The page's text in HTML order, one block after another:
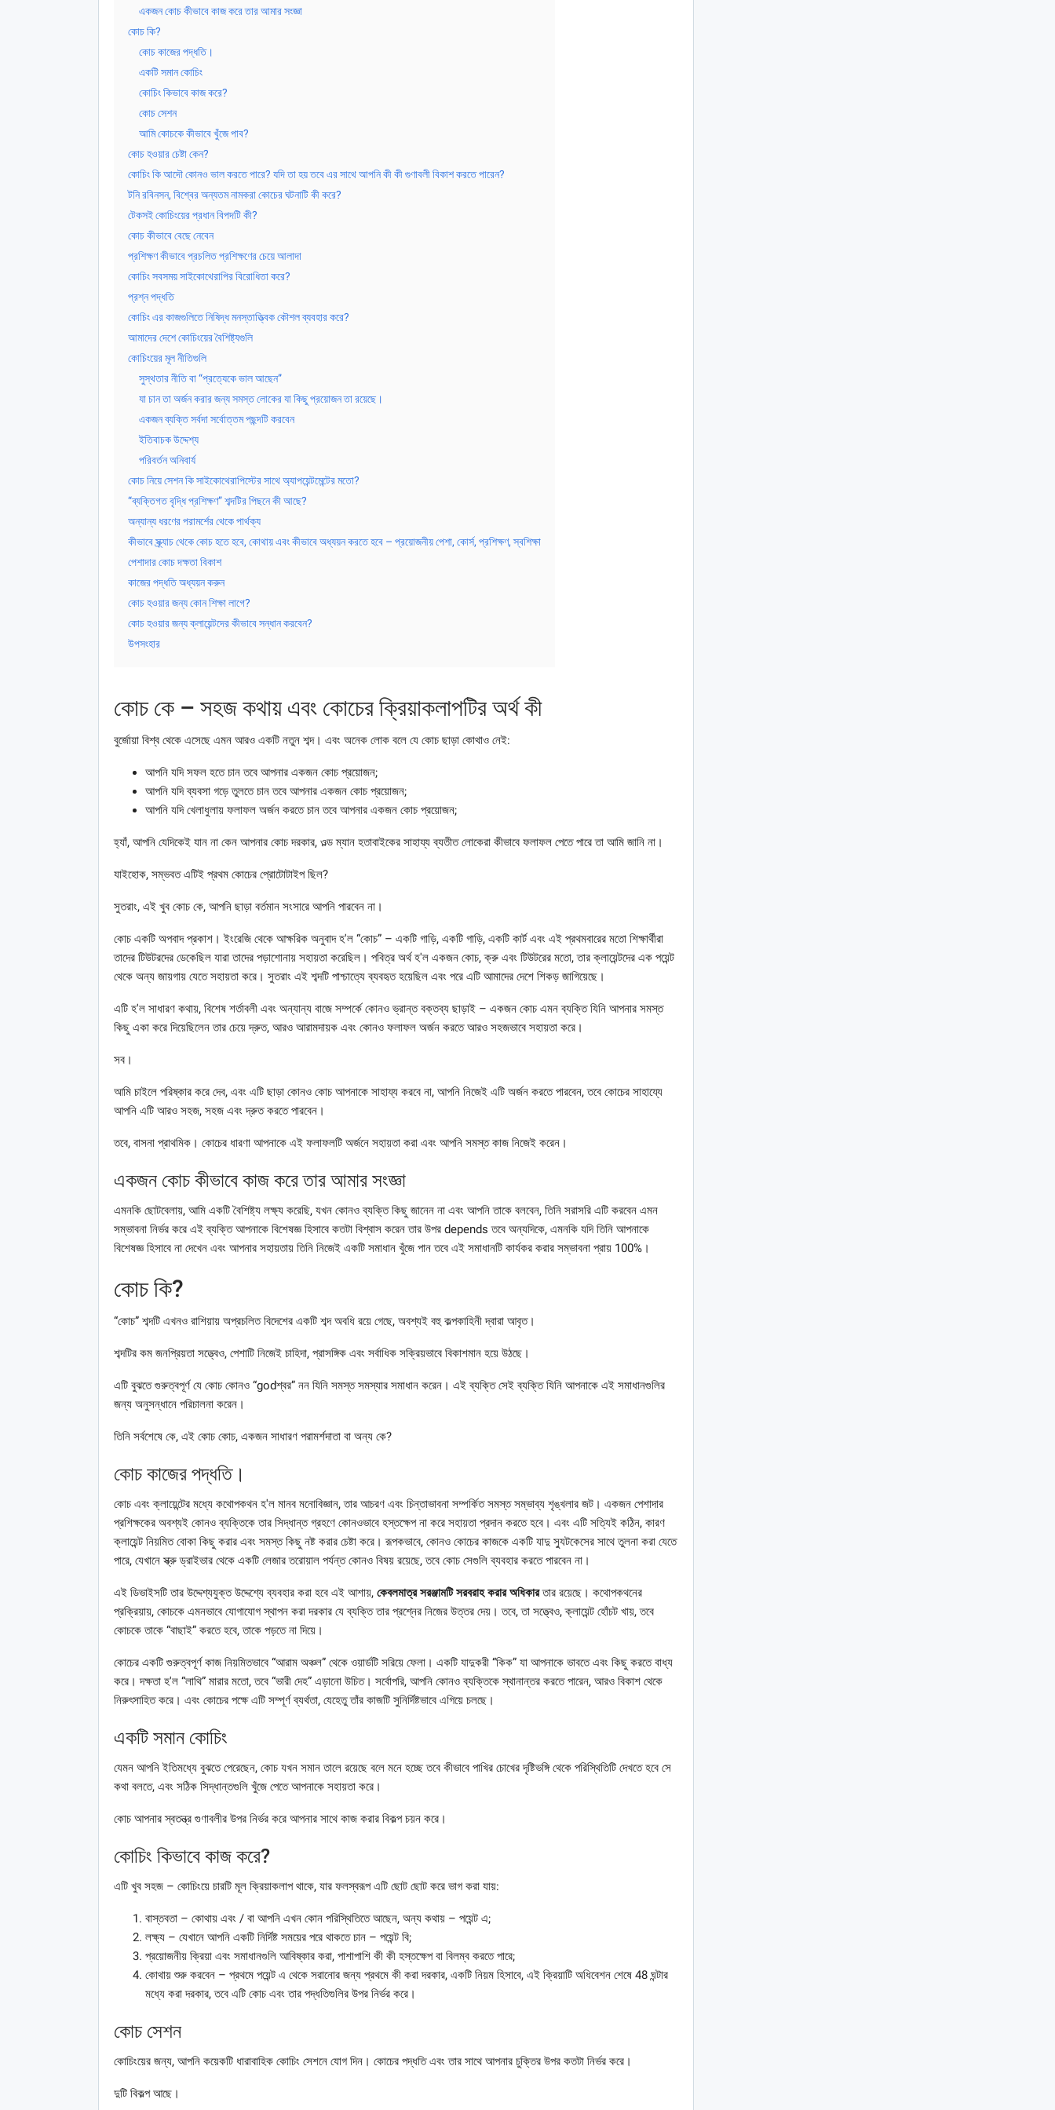
একজন কোচ কীভাবে কাজ করে তার আমার সংজ্ঞা
কোচ কি?
কোচ কাজের পদ্ধতি।
একটি সমান কোচিং
কোচিং কিভাবে কাজ করে?
কোচ সেশন
আমি কোচকে কীভাবে খুঁজে পাব?
কোচ হওয়ার চেষ্টা কেন?
কোচিং কি আদৌ কোনও ভাল করতে পারে? যদি তা হয় তবে এর সাথে আপনি কী কী গুণাবলী বিকাশ করতে পারেন?
টনি রবিনসন, বিশ্বের অন্যতম নামকরা কোচের ঘটনাটি কী করে?
টেকসই কোচিংয়ের প্রধান বিপদটি কী?
কোচ কীভাবে বেছে নেবেন
প্রশিক্ষণ কীভাবে প্রচলিত প্রশিক্ষণের চেয়ে আলাদা
কোচিং সবসময় সাইকোথেরাপির বিরোধিতা করে?
প্রশ্ন পদ্ধতি
কোচিং এর কাজগুলিতে নিষিদ্ধ মনস্তাত্ত্বিক কৌশল ব্যবহার করে?
আমাদের দেশে কোচিংয়ের বৈশিষ্ট্যগুলি
কোচিংয়ের মূল নীতিগুলি
সুস্থতার নীতি বা “প্রত্যেকে ভাল আছেন”
যা চান তা অর্জন করার জন্য সমস্ত লোকের যা কিছু প্রয়োজন তা রয়েছে।
একজন ব্যক্তি সর্বদা সর্বোত্তম পছন্দটি করবেন
ইতিবাচক উদ্দেশ্য
পরিবর্তন অনিবার্য
কোচ নিয়ে সেশন কি সাইকোথেরাপিস্টের সাথে অ্যাপয়েন্টমেন্টের মতো?
“ব্যক্তিগত বৃদ্ধি প্রশিক্ষণ” শব্দটির পিছনে কী আছে?
অন্যান্য ধরণের পরামর্শের থেকে পার্থক্য
কীভাবে স্ক্র্যাচ থেকে কোচ হতে হবে, কোথায় এবং কীভাবে অধ্যয়ন করতে হবে – প্রয়োজনীয় পেশা, কোর্স, প্রশিক্ষণ, স্বশিক্ষা
পেশাদার কোচ দক্ষতা বিকাশ
কাজের পদ্ধতি অধ্যয়ন করুন
কোচ হওয়ার জন্য কোন শিক্ষা লাগে?
কোচ হওয়ার জন্য ক্লায়েন্টদের কীভাবে সন্ধান করবেন?
উপসংহার
কোচ কে – সহজ কথায় এবং কোচের ক্রিয়াকলাপটির অর্থ কী
বুর্জোয়া বিশ্ব থেকে এসেছে এমন আরও একটি নতুন শব্দ। এবং অনেক লোক বলে যে কোচ ছাড়া কোথাও নেই:
আপনি যদি সফল হতে চান তবে আপনার একজন কোচ প্রয়োজন;
আপনি যদি ব্যবসা গড়ে তুলতে চান তবে আপনার একজন কোচ প্রয়োজন;
আপনি যদি খেলাধুলায় ফলাফল অর্জন করতে চান তবে আপনার একজন কোচ প্রয়োজন;
হ্যাঁ, আপনি যেদিকেই যান না কেন আপনার কোচ দরকার, ওল্ড ম্যান হতাবাইকের সাহায্য ব্যতীত লোকেরা কীভাবে ফলাফল পেতে পারে তা আমি জানি না।
যাইহোক, সম্ভবত এটিই প্রথম কোচের প্রোটোটাইপ ছিল?
সুতরাং, এই খুব কোচ কে, আপনি ছাড়া বর্তমান সংসারে আপনি পারবেন না।
কোচ একটি অপবাদ প্রকাশ। ইংরেজি থেকে আক্ষরিক অনুবাদ হ'ল “কোচ” – একটি গাড়ি, একটি গাড়ি, একটি কার্ট এবং এই প্রথমবারের মতো শিক্ষার্থীরা
তাদের টিউটরদের ডেকেছিল যারা তাদের পড়াশোনায় সহায়তা করেছিল। পবিত্র অর্থ হ'ল একজন কোচ, ক্রু এবং টিউটরের মতো, তার ক্লায়েন্টদের এক পয়েন্ট
থেকে অন্য জায়গায় যেতে সহায়তা করে। সুতরাং এই শব্দটি পাশ্চাত্যে ব্যবহৃত হয়েছিল এবং পরে এটি আমাদের দেশে শিকড় জাগিয়েছে।
এটি হ'ল সাধারণ কথায়, বিশেষ শর্তাবলী এবং অন্যান্য বাজে সম্পর্কে কোনও ভ্রান্ত বক্তব্য ছাড়াই – একজন কোচ এমন ব্যক্তি যিনি আপনার সমস্ত
কিছু একা করে দিয়েছিলেন তার চেয়ে দ্রুত, আরও আরামদায়ক এবং কোনও ফলাফল অর্জন করতে আরও সহজভাবে সহায়তা করে।
সব।
আমি চাইলে পরিষ্কার করে দেব, এবং এটি ছাড়া কোনও কোচ আপনাকে সাহায্য করবে না, আপনি নিজেই এটি অর্জন করতে পারবেন, তবে কোচের সাহায্যে
আপনি এটি আরও সহজ, সহজ এবং দ্রুত করতে পারবেন।
তবে, বাসনা প্রাথমিক। কোচের ধারণা আপনাকে এই ফলাফলটি অর্জনে সহায়তা করা এবং আপনি সমস্ত কাজ নিজেই করেন।
একজন কোচ কীভাবে কাজ করে তার আমার সংজ্ঞা
এমনকি ছোটবেলায়, আমি একটি বৈশিষ্ট্য লক্ষ্য করেছি, যখন কোনও ব্যক্তি কিছু জানেন না এবং আপনি তাকে বলবেন, তিনি সরাসরি এটি করবেন এমন
সম্ভাবনা নির্ভর করে এই ব্যক্তি আপনাকে বিশেষজ্ঞ হিসাবে কতটা বিশ্বাস করেন তার উপর depends তবে অন্যদিকে, এমনকি যদি তিনি আপনাকে
বিশেষজ্ঞ হিসাবে না দেখেন এবং আপনার সহায়তায় তিনি নিজেই একটি সমাধান খুঁজে পান তবে এই সমাধানটি কার্যকর করার সম্ভাবনা প্রায় 100%।
কোচ কি?
“কোচ” শব্দটি এখনও রাশিয়ায় অপ্রচলিত বিদেশের একটি শব্দ অবধি রয়ে গেছে, অবশ্যই বহু কল্পকাহিনী দ্বারা আবৃত।
শব্দটির কম জনপ্রিয়তা সত্ত্বেও, পেশাটি নিজেই চাহিদা, প্রাসঙ্গিক এবং সর্বাধিক সক্রিয়ভাবে বিকাশমান হয়ে উঠছে।
এটি বুঝতে গুরুত্বপূর্ণ যে কোচ কোনও “godশ্বর” নন যিনি সমস্ত সমস্যার সমাধান করেন। এই ব্যক্তি সেই ব্যক্তি যিনি আপনাকে এই সমাধানগুলির
জন্য অনুসন্ধানে পরিচালনা করেন।
তিনি সর্বশেষে কে, এই কোচ কোচ, একজন সাধারণ পরামর্শদাতা বা অন্য কে?
কোচ কাজের পদ্ধতি।
কোচ এবং ক্লায়েন্টের মধ্যে কথোপকথন হ'ল মানব মনোবিজ্ঞান, তার আচরণ এবং চিন্তাভাবনা সম্পর্কিত সমস্ত সম্ভাব্য শৃঙ্খলার জট। একজন পেশাদার
প্রশিক্ষকের অবশ্যই কোনও ব্যক্তিকে তার সিদ্ধান্ত গ্রহণে কোনওভাবে হস্তক্ষেপ না করে সহায়তা প্রদান করতে হবে। এবং এটি সত্যিই কঠিন, কারণ
ক্লায়েন্ট নিয়মিত বোকা কিছু করার এবং সমস্ত কিছু নষ্ট করার চেষ্টা করে। রূপকভাবে, কোনও কোচের কাজকে একটি যাদু স্যুটকেসের সাথে তুলনা করা যেতে
পারে, যেখানে স্ক্রু ড্রাইভার থেকে একটি লেজার তরোয়াল পর্যন্ত কোনও বিষয় রয়েছে, তবে কোচ সেগুলি ব্যবহার করতে পারবেন না।
এই ডিভাইসটি তার উদ্দেশ্যযুক্ত উদ্দেশ্যে ব্যবহার করা হবে এই আশায়, কেবলমাত্র সরঞ্জামটি সরবরাহ করার অধিকারতার রয়েছে। কথোপকথনের
প্রক্রিয়ায়, কোচকে এমনভাবে যোগাযোগ স্থাপন করা দরকার যে ব্যক্তি তার প্রশ্নের নিজের উত্তর দেয়। তবে, তা সত্ত্বেও, ক্লায়েন্ট হোঁচট খায়, তবে
কোচকে তাকে “বাছাই” করতে হবে, তাকে পড়তে না দিয়ে।
কোচের একটি গুরুত্বপূর্ণ কাজ নিয়মিতভাবে “আরাম অঞ্চল” থেকে ওয়ার্ডটি সরিয়ে ফেলা। একটি যাদুকরী “কিক” যা আপনাকে ভাবতে এবং কিছু করতে বাধ্য
করে। দক্ষতা হ'ল “লাথি” মারার মতো, তবে “ভারী দেহ” এড়ানো উচিত। সর্বোপরি, আপনি কোনও ব্যক্তিকে স্থানান্তর করতে পারেন, আরও বিকাশ থেকে
নিরুৎসাহিত করে। এবং কোচের পক্ষে এটি সম্পূর্ণ ব্যর্থতা, যেহেতু তাঁর কাজটি সুনির্দিষ্টভাবে এগিয়ে চলছে।
একটি সমান কোচিং
যেমন আপনি ইতিমধ্যে বুঝতে পেরেছেন, কোচ যখন সমান তালে রয়েছে বলে মনে হচ্ছে তবে কীভাবে পাখির চোখের দৃষ্টিভঙ্গি থেকে পরিস্থিতিটি দেখতে হবে সে
কথা বলতে, এবং সঠিক সিদ্ধান্তগুলি খুঁজে পেতে আপনাকে সহায়তা করে।
কোচ আপনার স্বতন্ত্র গুণাবলীর উপর নির্ভর করে আপনার সাথে কাজ করার বিকল্প চয়ন করে।
কোচিং কিভাবে কাজ করে?
এটি খুব সহজ – কোচিংয়ে চারটি মূল ক্রিয়াকলাপ থাকে, যার ফলস্বরূপ এটি ছোট ছোট করে ভাগ করা যায়:
বাস্তবতা – কোথায় এবং / বা আপনি এখন কোন পরিস্থিতিতে আছেন, অন্য কথায় – পয়েন্ট এ;
লক্ষ্য – যেখানে আপনি একটি নির্দিষ্ট সময়ের পরে থাকতে চান – পয়েন্ট বি;
প্রয়োজনীয় ক্রিয়া এবং সমাধানগুলি আবিষ্কার করা, পাশাপাশি কী কী হস্তক্ষেপ বা বিলম্ব করতে পারে;
কোথায় শুরু করবেন – প্রথমে পয়েন্ট এ থেকে সরানোর জন্য প্রথমে কী করা দরকার, একটি নিয়ম হিসাবে, এই ক্রিয়াটি অধিবেশন শেষে 48 ঘন্টার
মধ্যে করা দরকার, তবে এটি কোচ এবং তার পদ্ধতিগুলির উপর নির্ভর করে।
কোচ সেশন
কোচিংয়ের জন্য, আপনি কয়েকটি ধারাবাহিক কোচিং সেশনে যোগ দিন। কোচের পদ্ধতি এবং তার সাথে আপনার চুক্তির উপর কতটা নির্ভর করে।
দুটি বিকল্প আছে।